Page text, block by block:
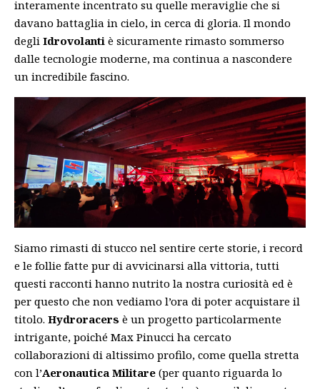
interamente incentrato su quelle meraviglie che si
davano battaglia in cielo, in cerca di gloria. Il mondo
degli Idrovolanti è sicuramente rimasto sommerso
dalle tecnologie moderne, ma continua a nascondere
un incredibile fascino.
Siamo rimasti di stucco nel sentire certe storie, i record
e le follie fatte pur di avvicinarsi alla vittoria, tutti
questi racconti hanno nutrito la nostra curiosità ed è
per questo che non vediamo l’ora di poter acquistare il
titolo. Hydroracers è un progetto particolarmente
intrigante, poiché Max Pinucci ha cercato
collaborazioni di altissimo profilo, come quella stretta
con l’Aeronautica Militare (per quanto riguarda lo